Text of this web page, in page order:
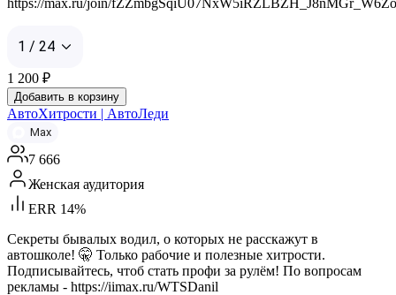
1 / 24
1 200 ₽
Добавить в корзину
АвтоХитрости | АвтоЛеди
Max
7 666
Женская аудитория
ERR 14%
Секреты бывалых водил, о которых не расскажут в
автошколе! 🤫 Только рабочие и полезные хитрости.
Подписывайтесь, чтоб стать профи за рулём! По вопросам
рекламы - https://iimax.ru/WTSDanil